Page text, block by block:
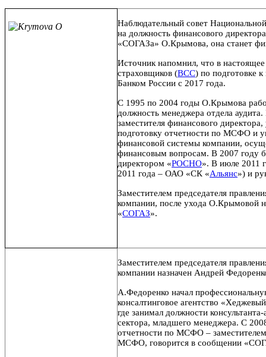
Наблюдательный совет
на должность финансового
«СОГАЗа» О.Крымова, она станет
Источник напомнил, что в
страховщиков (ВСС) по подготовке
Банком России с 2017 года.
С 1995 по 2004 годы О.Крымова
должность менеджера отдела
заместителя финансового
подготовку отчетности по МСФО и
финансовой системы компании,
финансовым вопросам. В 2007 году
директором «РОСНО». В июле 2011
2011 года – ОАО «СК «Альянс») и
Заместителем председателя
компании, после ухода О.Крымовой
«СОГАЗ».
Заместителем председателя
компании назначен Андрей
А.Федоренко начал
консалтинговое агентство
где занимал должности
сектора, младшего менеджера. С
отчетности по МСФО – заместителем
МСФО, говорится в сообщении